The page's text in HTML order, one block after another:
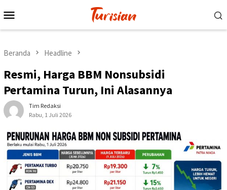
ke
Mobile
Beranda Headline
Resmi, Harga BBM Nonsubsidi
Pertamina Turun, Ini Alasannya
Tim Redaksi
Rabu, 1 Juli 2026